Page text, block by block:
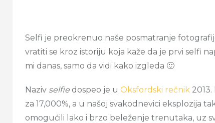
Selfi je preokrenuo naše posmatranje
vratiti se kroz istoriju koja kaže da je prvi selfi
mi danas, samo da vidi kako izgleda 🙂
Naziv selfie dospeo je u Oksfordski rečnik
za 17,000%, a u našoj svakodnevici eksplozija
omogućili lako i brzo beleženje trenutaka, uz